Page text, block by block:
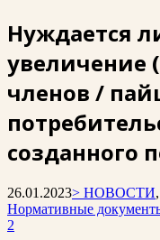
Нуждается
увеличение
членов /
созданного
26.01.2023> НОВОСТИ,
Нормативные
2